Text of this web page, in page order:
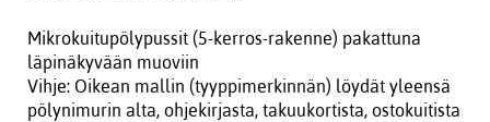
Mikrokuitupölypussit (5-kerros-rakenne) pakattuna
läpinäkyvään muoviin
Vihje: Oikean mallin (tyyppimerkinnän) löydät yleensä
pölynimurin alta, ohjekirjasta, takuukortista, ostokuitista